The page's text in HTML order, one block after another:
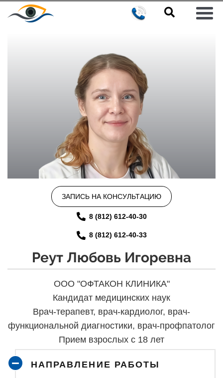
ЗАПИСЬ НА КОНСУЛЬТАЦИЮ
8 (812) 612-40-30
8 (812) 612-40-33
Реут Любовь Игоревна
ООО "ОФТАКОН КЛИНИКА"
Кандидат медицинских наук
Врач-терапевт, врач-кардиолог, врач-
функциональной диагностики, врач-профпатолог
Прием взрослых с 18 лет
НАПРАВЛЕНИЕ РАБОТЫ